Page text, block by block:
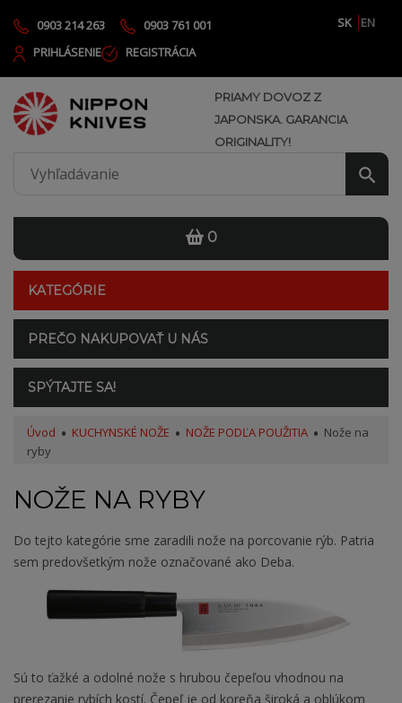
0903 214 263 0903 761 001 SK
EN
PRIHLÁSENIE
REGISTRÁCIA
PRIAMY DOVOZ Z
JAPONSKA. GARANCIA
ORIGINALITY!
0
KATEGÓRIE
PREČO NAKUPOVAŤ U NÁS
SPÝTAJTE SA!
Úvod KUCHYNSKÉ NOŽE NOŽE PODĽA POUŽITIA
Nože na
ryby
NOŽE NA RYBY
Do tejto kategórie sme zaradili nože na porcovanie rýb. Patria
sem predovšetkým nože označované ako Deba.
Sú to ťažké a odolné nože s hrubou čepeľou vhodnou na
prerezanie rybích kostí. Čepeľ je od koreňa široká a oblúkom